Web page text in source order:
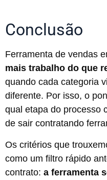
Conclusão
Ferramenta de vendas
mais trabalho do que
quando cada categoria
diferente. Por isso, o
qual etapa do processo
de sair contratando
Os critérios que
como um filtro rápido
contrato: a ferramenta